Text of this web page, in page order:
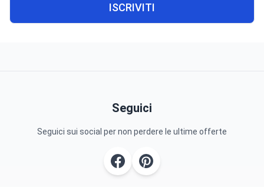
ISCRIVITI
Seguici
Seguici sui social per non perdere le ultime offerte